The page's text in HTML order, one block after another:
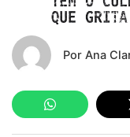
Por Ana